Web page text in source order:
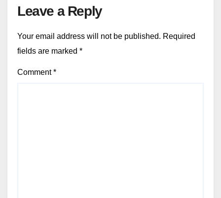
Leave a Reply
Your email address will not be published. Required
fields are marked *
Comment*